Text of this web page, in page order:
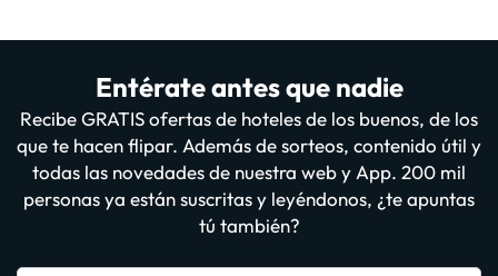
Entérate antes que nadie
Recibe GRATIS ofertas de hoteles de los buenos, de los
que te hacen flipar. Además de sorteos, contenido útil y
todas las novedades de nuestra web y App. 200 mil
personas ya están suscritas y leyéndonos, ¿te apuntas
tú también?